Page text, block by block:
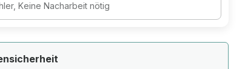
Keine Nacharbeit nötig